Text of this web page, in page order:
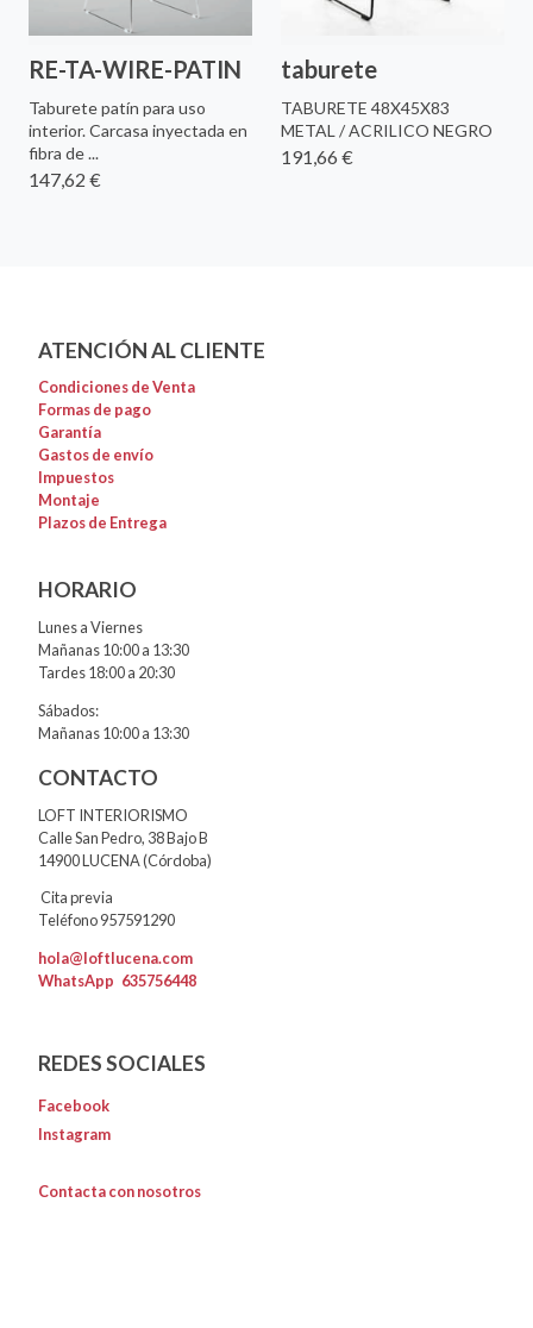
RE-TA-WIRE-PATIN
Taburete patín para uso
interior. Carcasa inyectada en
fibra de ...
147,62 €
taburete
TABURETE 48X45X83
METAL / ACRILICO NEGRO
191,66 €
ATENCIÓN AL CLIENTE
Condiciones de Venta
Formas de pago
Garantía
Gastos de envío
Impuestos
Montaje
Plazos de Entrega
HORARIO
Lunes a Viernes
Mañanas 10:00 a 13:30
Tardes 18:00 a 20:30
Sábados:
Mañanas 10:00 a 13:30
CONTACTO
LOFT INTERIORISMO
Calle San Pedro, 38 Bajo B
14900 LUCENA (Córdoba)
Cita previa
Teléfono 957591290
hola@loftlucena.com
WhatsApp 635756448
REDES SOCIALES
Facebook
Instagram
Contacta con nosotros